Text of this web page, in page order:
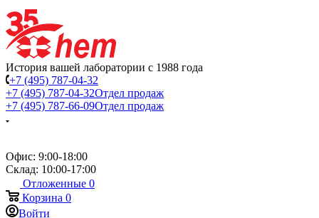
История вашей лаборатории с 1988 года
+7 (495) 787-04-32
+7 (495) 787-04-32Отдел продаж
+7 (495) 787-66-09Отдел продаж
Офис: 9:00-18:00
Склад: 10:00-17:00
Отложенные 0
Корзина 0
Войти